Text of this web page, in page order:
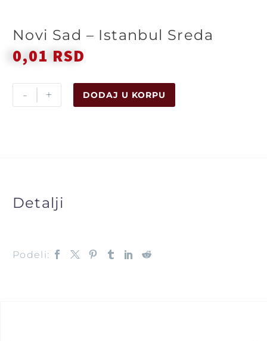
Novi Sad – Istanbul Sreda
0,01 RSD
- + DODAJ U KORPU
Detalji
Podeli: